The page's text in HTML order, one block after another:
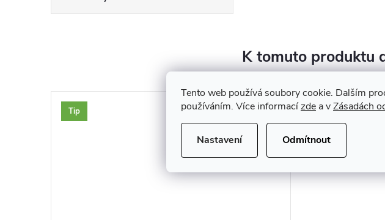
Tento web používá soubory cookie. Dalším
používáním. Více informacízde a vZásadách
Nastavení Odmítnout
K tomuto produktu
Tip